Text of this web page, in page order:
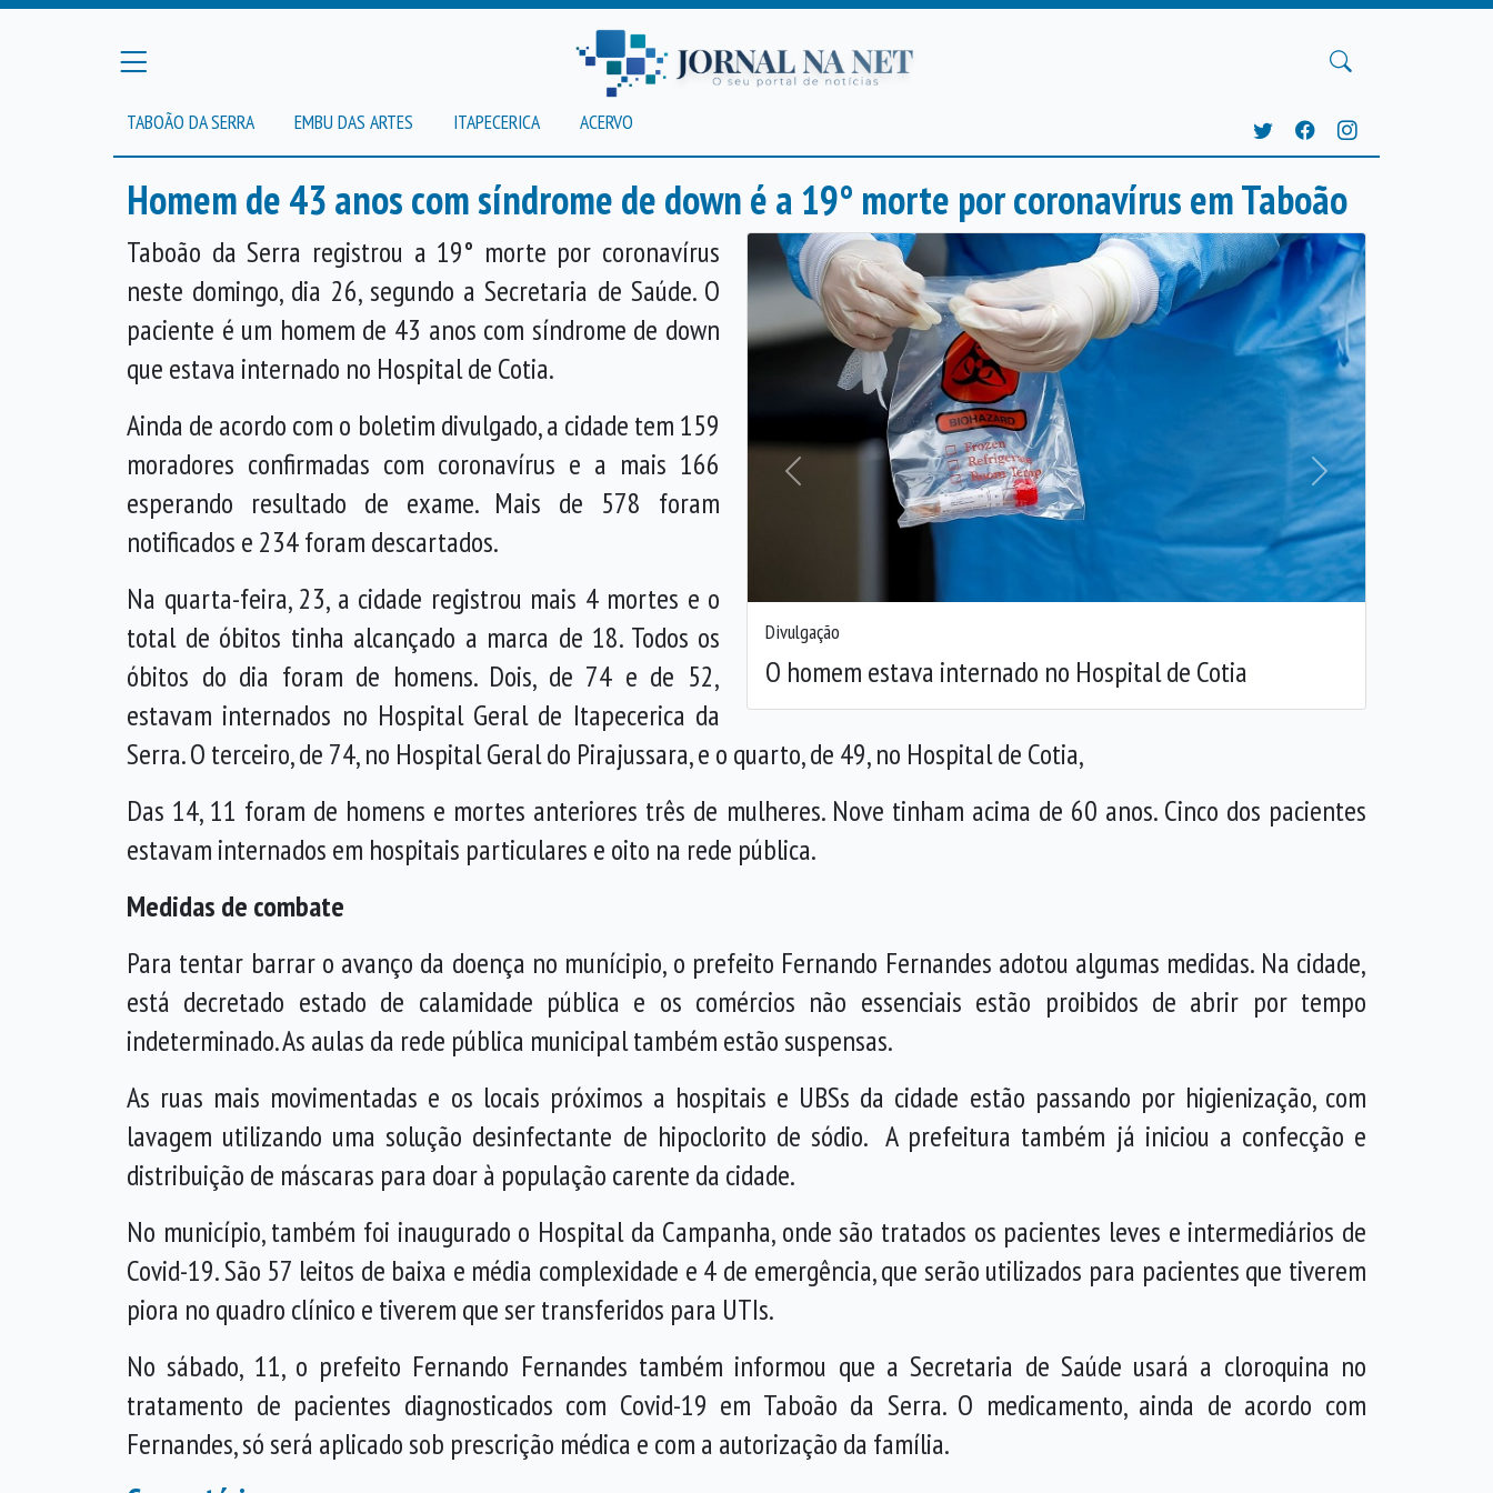
TABOÃO DA SERRA EMBU DAS ARTES ITAPECERICA ACERVO
Homem de 43 anos com síndrome de down é a 19° morte por coronavírus em Taboão
Divulgação
O homem estava internado no Hospital de Cotia
Anterior Próxima
Taboão da Serra registrou a 19° morte por coronavírus
neste domingo, dia 26, segundo a Secretaria de Saúde. O
paciente é um homem de 43 anos com síndrome de down
que estava internado no Hospital de Cotia.
Ainda de acordo com o boletim divulgado, a cidade tem 159
moradores confirmadas com coronavírus e a mais 166
esperando resultado de exame. Mais de 578 foram
notificados e 234 foram descartados.
Na quarta-feira, 23, a cidade registrou mais 4 mortes e o
total de óbitos tinha alcançado a marca de 18. Todos os
óbitos do dia foram de homens. Dois, de 74 e de 52,
estavam internados no Hospital Geral de Itapecerica da
Serra. O terceiro, de 74, no Hospital Geral do Pirajussara, e o quarto, de 49, no Hospital de Cotia,
Das 14, 11 foram de homens e mortes anteriores três de mulheres. Nove tinham acima de 60 anos. Cinco dos pacientes
estavam internados em hospitais particulares e oito na rede pública.
Medidas de combate
Para tentar barrar o avanço da doença no munícipio, o prefeito Fernando Fernandes adotou algumas medidas. Na cidade,
está decretado estado de calamidade pública e os comércios não essenciais estão proibidos de abrir por tempo
indeterminado. As aulas da rede pública municipal também estão suspensas.
As ruas mais movimentadas e os locais próximos a hospitais e UBSs da cidade estão passando por higienização, com
lavagem utilizando uma solução desinfectante de hipoclorito de sódio. A prefeitura também já iniciou a confecção e
distribuição de máscaras para doar à população carente da cidade.
No município, também foi inaugurado o Hospital da Campanha, onde são tratados os pacientes leves e intermediários de
Covid-19. São 57 leitos de baixa e média complexidade e 4 de emergência, que serão utilizados para pacientes que tiverem
piora no quadro clínico e tiverem que ser transferidos para UTIs.
No sábado, 11, o prefeito Fernando Fernandes também informou que a Secretaria de Saúde usará a cloroquina no
tratamento de pacientes diagnosticados com Covid-19 em Taboão da Serra. O medicamento, ainda de acordo com
Fernandes, só será aplicado sob prescrição médica e com a autorização da família.